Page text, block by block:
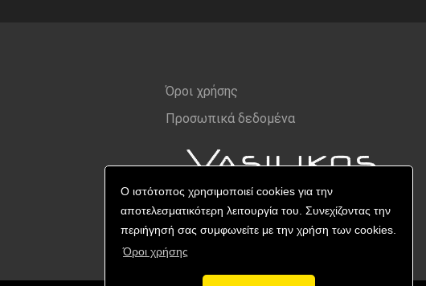
Ο ιστότοπος χρησιμοποιεί cookies για την
αποτελεσματικότερη λειτουργία του. Συνεχίζοντας την
περιήγησή σας συμφωνείτε με την χρήση των cookies.
Όροι χρήσης
Όροι χρήσης
Προσωπικά δεδομένα